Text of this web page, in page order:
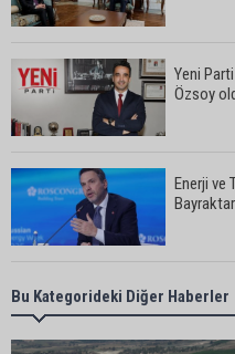
Yeni
Özsoy
Enerji ve
Başkan
duyarlılık
Bu Kategorideki Diğer Haberler